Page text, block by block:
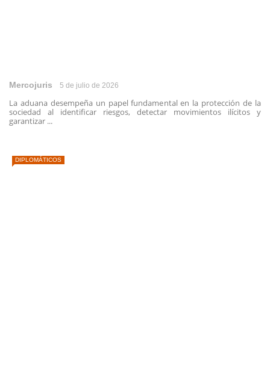
Mercojuris 5 de julio de 2026
La aduana desempeña un papel fundamental en la protección de la
sociedad al identificar riesgos, detectar movimientos ilícitos y
garantizar ...
DIPLOMÁTICOS